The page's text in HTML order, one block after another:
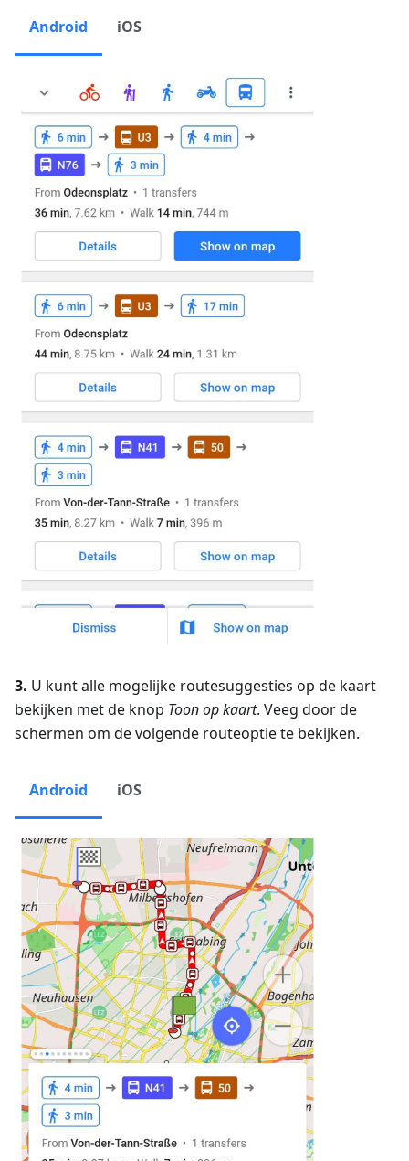
Android iOS
3. U kunt alle mogelijke routesuggesties op de kaart
bekijken met de knop Toon op kaart. Veeg door de
schermen om de volgende routeoptie te bekijken.
Android iOS